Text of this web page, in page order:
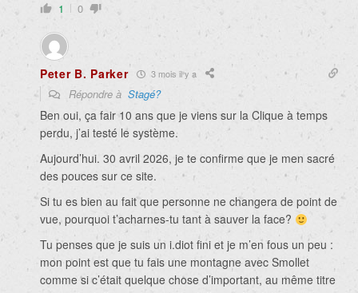
1 0
Peter B. Parker 3 mois il y a
Répondre à Stagé?
Ben oui, ça fair 10 ans que je viens sur la Clique à temps
perdu, j’ai testé le système.
Aujourd’hui. 30 avril 2026, je te confirme que je men sacré
des pouces sur ce site.
Si tu es bien au fait que personne ne changera de point de
vue, pourquoi t’acharnes-tu tant à sauver la face?
Tu penses que je suis un i.diot fini et je m’en fous un peu :
mon point est que tu fais une montagne avec Smollet
comme si c’était quelque chose d’important, au même titre